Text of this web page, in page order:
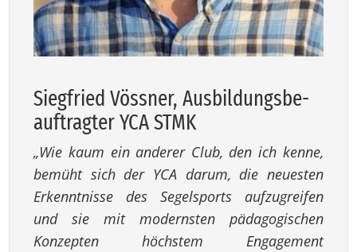
Sieg­fried Vöss­ner, Aus­bil­dungs­be­
auf­trag­ter YCA STMK
„Wie kaum ein anderer Club, den ich kenne,
bemüht sich der YCA darum, die neuesten
Erkenntnisse des Segelsports aufzugreifen
und sie mit modernsten pädagogischen
Konzepten höchstem Engagement